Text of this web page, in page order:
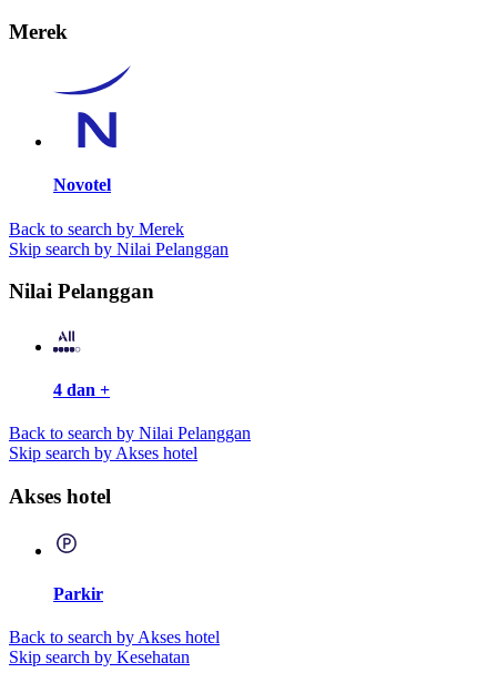
Merek
Novotel
Back to search by Merek
Skip search by Nilai Pelanggan
Nilai Pelanggan
4 dan +
Back to search by Nilai Pelanggan
Skip search by Akses hotel
Akses hotel
Parkir
Back to search by Akses hotel
Skip search by Kesehatan